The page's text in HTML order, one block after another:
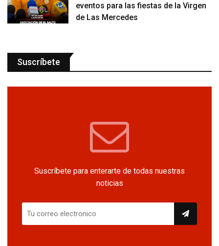
eventos para las fiestas de la Virgen
de Las Mercedes
Suscríbete
Suscríbete para enterarte de todas nuestras
noticias